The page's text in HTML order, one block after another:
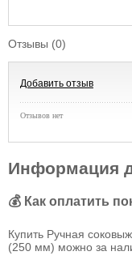
Отзывы (0)
Добавить отзыв
Отзывов нет
Информация
💰 Как оплатить
Купить Ручная
(250 мм) можно за